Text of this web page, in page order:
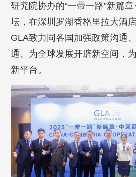
研究院协办的“一带一路”新篇
坛，在深圳罗湖香格里拉大酒
GLA致力同各国加强政策沟通
通、为全球发展开辟新空间，
新平台。